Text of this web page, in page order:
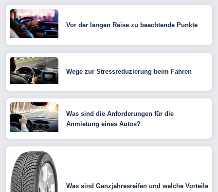
Vor der langen Reise zu beachtende Punkte
Wege zur Stressreduzierung beim Fahren
Was sind die Anforderungen für die
Anmietung eines Autos?
Was sind Ganzjahresreifen und welche Vorteile